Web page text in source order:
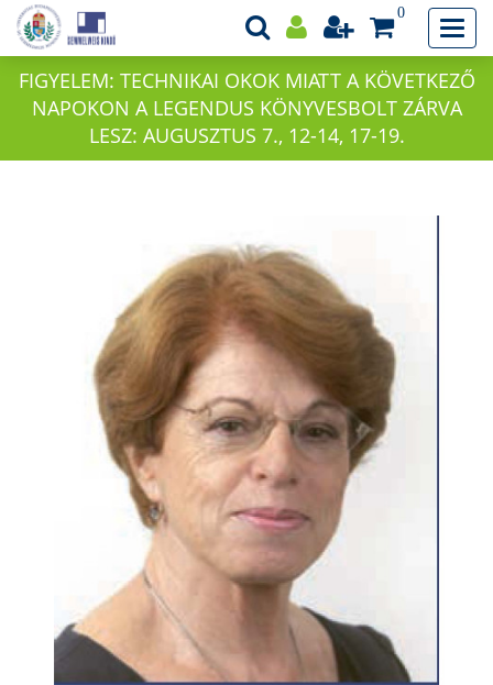
0
FIGYELEM: TECHNIKAI OKOK MIATT A KÖVETKEZŐ
NAPOKON A LEGENDUS KÖNYVESBOLT ZÁRVA
LESZ: AUGUSZTUS 7., 12-14, 17-19.